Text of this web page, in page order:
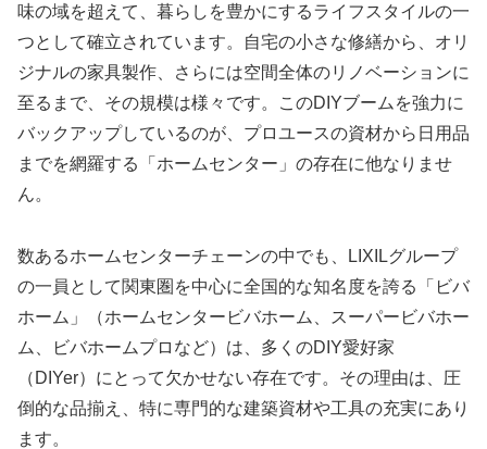
味の域を超えて、暮らしを豊かにするライフスタイルの一
つとして確立されています。自宅の小さな修繕から、オリ
ジナルの家具製作、さらには空間全体のリノベーションに
至るまで、その規模は様々です。このDIYブームを強力に
バックアップしているのが、プロユースの資材から日用品
までを網羅する「ホームセンター」の存在に他なりませ
ん。
数あるホームセンターチェーンの中でも、LIXILグループ
の一員として関東圏を中心に全国的な知名度を誇る「ビバ
ホーム」（ホームセンタービバホーム、スーパービバホー
ム、ビバホームプロなど）は、多くのDIY愛好家
（DIYer）にとって欠かせない存在です。その理由は、圧
倒的な品揃え、特に専門的な建築資材や工具の充実にあり
ます。